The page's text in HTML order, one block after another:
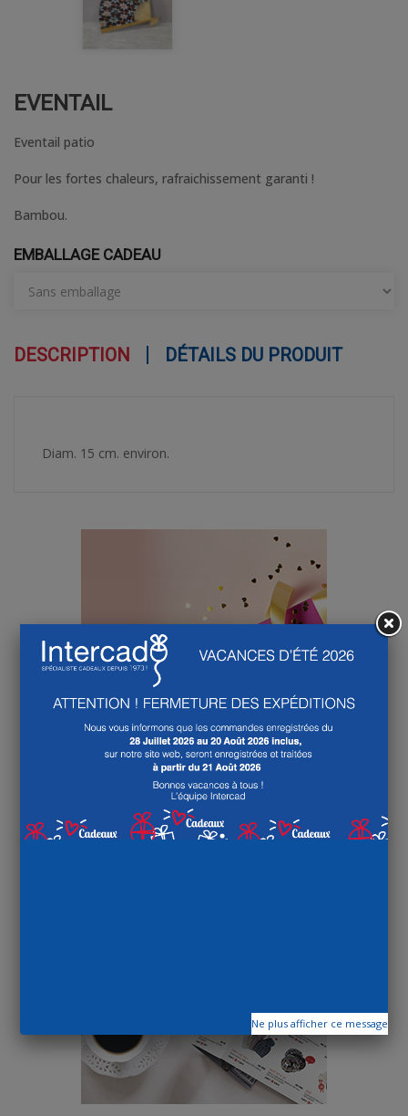
EVENTAIL
Eventail patio
Pour les fortes chaleurs, rafraichissement garanti !
Bambou.
EMBALLAGE CADEAU
DESCRIPTION DÉTAILS DU PRODUIT
Diam. 15 cm. environ.
Ne plus afficher ce message